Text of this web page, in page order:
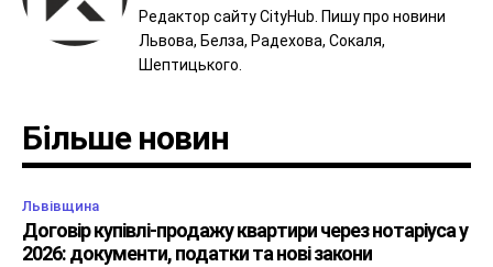
Редактор сайту CityHub. Пишу про новини
Львова, Белза, Радехова, Сокаля,
Шептицького.
Більше новин
Львівщина
Договір купівлі-продажу квартири через нотаріуса у
2026: документи, податки та нові закони